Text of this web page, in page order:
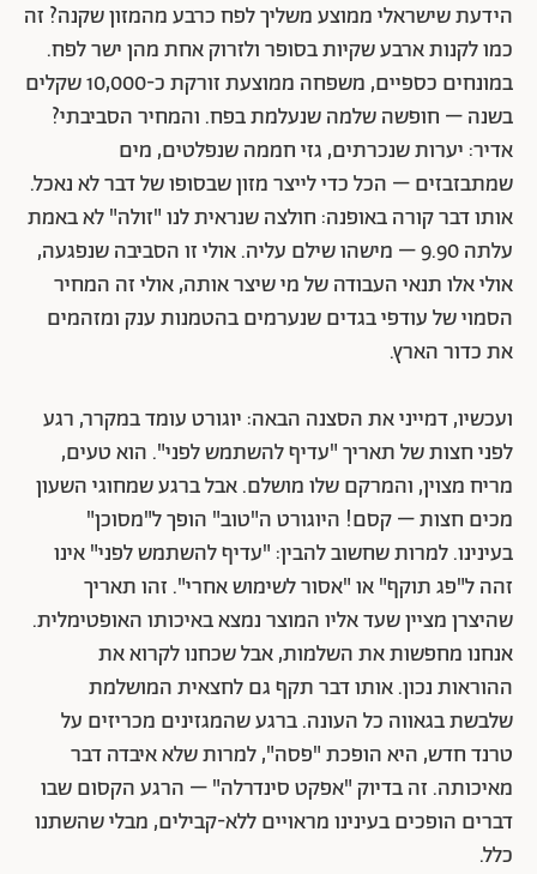
הידעת שישראלי ממוצע משליך לפח כרבע מהמזון שקנה? זה
כמו לקנות ארבע שקיות בסופר ולזרוק אחת מהן ישר לפח.
במונחים כספיים, משפחה ממוצעת זורקת כ-10,000 שקלים
בשנה – חופשה שלמה שנעלמת בפח. והמחיר הסביבתי?
אדיר: יערות שנכרתים, גזי חממה שנפלטים, מים
שמתבזבזים – הכל כדי לייצר מזון שבסופו של דבר לא נאכל.
אותו דבר קורה באופנה: חולצה שנראית לנו "זולה" לא באמת
עלתה 9.90 – מישהו שילם עליה. אולי זו הסביבה שנפגעה,
אולי אלו תנאי העבודה של מי שיצר אותה, אולי זה המחיר
הסמוי של עודפי בגדים שנערמים בהטמנות ענק ומזהמים
את כדור הארץ.
ועכשיו, דמייני את הסצנה הבאה: יוגורט עומד במקרר, רגע
לפני חצות של תאריך "עדיף להשתמש לפני". הוא טעים,
מריח מצוין, והמרקם שלו מושלם. אבל ברגע שמחוגי השעון
מכים חצות – קסם! היוגורט ה"טוב" הופך ל"מסוכן"
בעינינו. למרות שחשוב להבין: "עדיף להשתמש לפני" אינו
זהה ל"פג תוקף" או "אסור לשימוש אחרי". זהו תאריך
שהיצרן מציין שעד אליו המוצר נמצא באיכותו האופטימלית.
אנחנו מחפשות את השלמות, אבל שכחנו לקרוא את
ההוראות נכון. אותו דבר תקף גם לחצאית המושלמת
שלבשת בגאווה כל העונה. ברגע שהמגזינים מכריזים על
טרנד חדש, היא הופכת "פסה", למרות שלא איבדה דבר
מאיכותה. זה בדיוק "אפקט סינדרלה" – הרגע הקסום שבו
דברים הופכים בעינינו מראויים ללא-קבילים, מבלי שהשתנו
כלל.